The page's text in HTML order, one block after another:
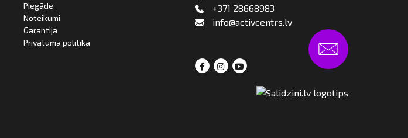
Piegāde
Noteikumi
Garantija
Privātuma politika
+371 28668983
info@activcentrs.lv